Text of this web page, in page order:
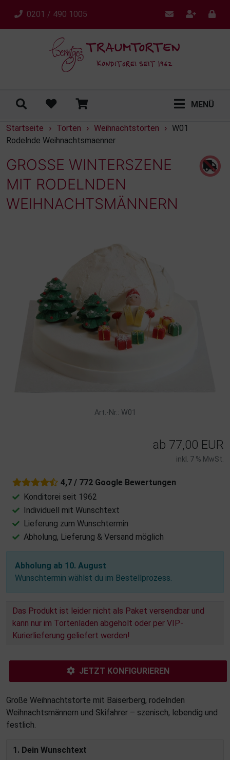
0201 / 490 1005
MENÜ
Startseite › Torten › Weihnachtstorten › W01
Rodelnde Weihnachtsmaenner
GROSSE WINTERSZENE M
IT RODELNDEN W
EIHNACHTSMÄNNERN
Art.-Nr.: W01
ab 77,00 EUR
inkl. 7 % MwSt.
4,7 / 772 Google Bewertungen
Konditorei seit 1962
Individuell mit Wunschtext
Lieferung zum Wunschtermin
Abholung, Lieferung & Versand möglich
Abholung ab 10. August
Wunschtermin wählst du im Bestellprozess.
Das Produkt ist leider nicht als Paket versendbar und
kann nur im Tortenladen abgeholt oder per VIP-
Kurierlieferung geliefert werden!
JETZT KONFIGURIEREN
Große Weihnachtstorte mit Baiserberg, rodelnden
Weihnachtsmännern und Skifahrer – szenisch, lebendig und
festlich.
1. Dein Wunschtext